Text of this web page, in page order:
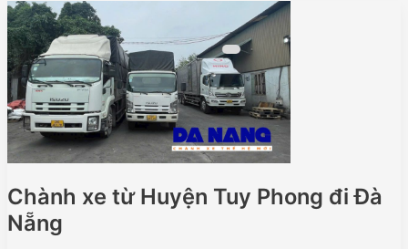
Chành xe từ Huyện Tuy Phong đi Đà
Nẵng